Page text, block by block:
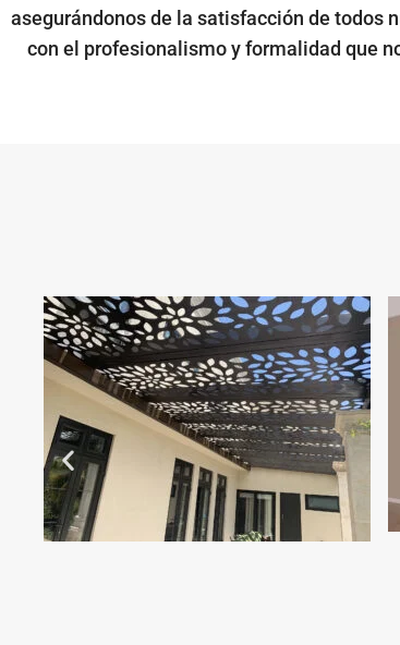
asegurándonos de la satisfacción de todos
con el profesionalismo y formalidad que